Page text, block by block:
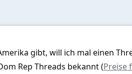
gibt, will ich mal einen
Rep Threads bekannt (Preise